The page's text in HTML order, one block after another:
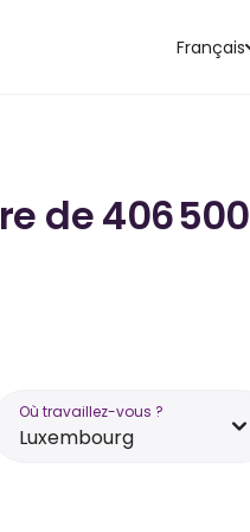
Français
de 406
Où travaillez-vous ?
Luxembourg